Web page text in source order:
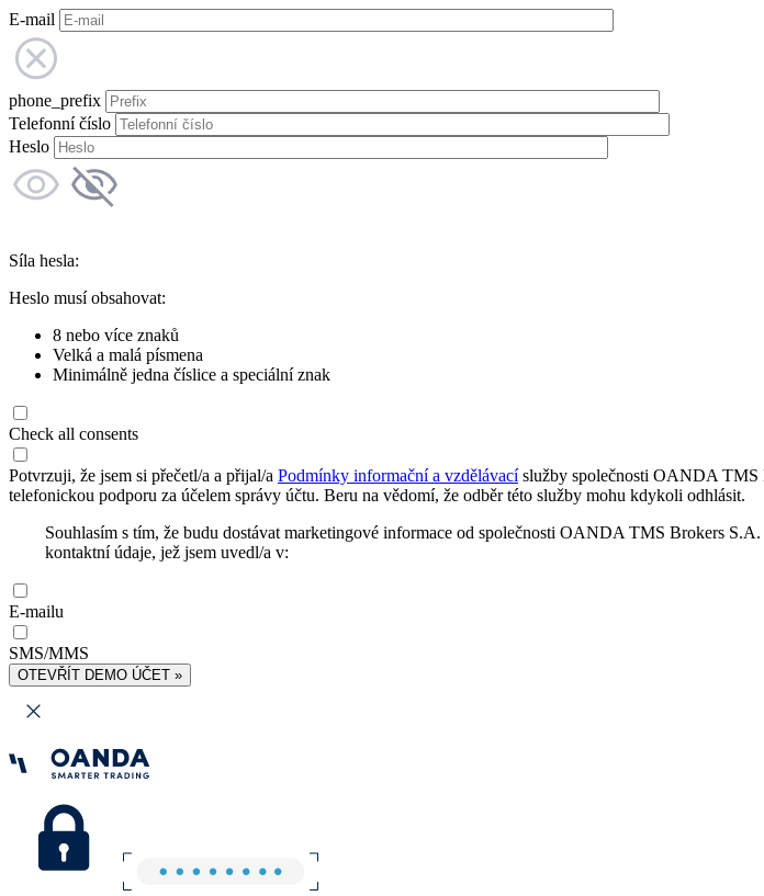
E-mail
phone_prefix
Telefonní číslo
Heslo
Síla hesla:
Heslo musí obsahovat:
8 nebo více znaků
Velká a malá písmena
Minimálně jedna číslice a speciální znak
Check all consents
Potvrzuji, že jsem si přečetl/a a přijal/a Podmínky informační a vzdělávacíslužby společnosti OANDA TMS
telefonickou podporu za účelem správy účtu. Beru na vědomí, že odběr této služby mohu kdykoli odhlásit.
Souhlasím s tím, že budu dostávat marketingové informace od společnosti OANDA TMS Brokers
kontaktní údaje, jež jsem uvedl/a v:
E-mailu
SMS/MMS
OTEVŘÍT DEMO ÚČET »